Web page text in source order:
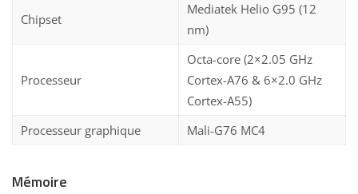
Chipset
Mediatek Helio G95 (12
nm)
Processeur
Octa-core (2×2.05 GHz
Cortex-A76 & 6×2.0 GHz
Cortex-A55)
Processeur graphique
Mali-G76 MC4
Mémoire